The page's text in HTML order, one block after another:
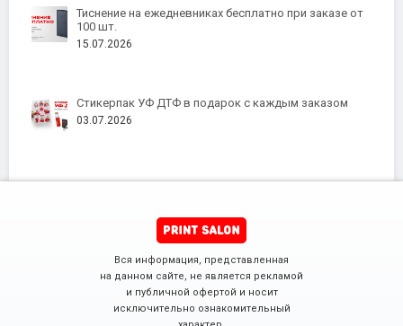
Тиснение на ежедневниках бесплатно при заказе от
100 шт.
15.07.2026
Стикерпак УФ ДТФ в подарок с каждым заказом
03.07.2026
Вся информация, представленная
на данном сайте, не является рекламой
и публичной офертой и носит
исключительно ознакомительный